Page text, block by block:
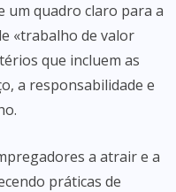
um quadro claro para a
«trabalho de valor
que incluem as
a responsabilidade e
a atrair e a
práticas de